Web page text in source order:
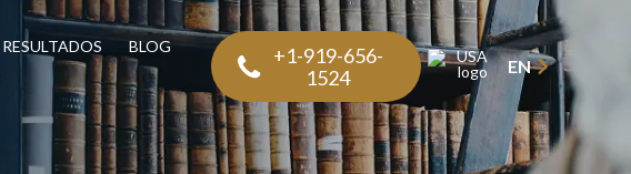
RESULTADOS BLOG
+1-919-656-
1524
EN